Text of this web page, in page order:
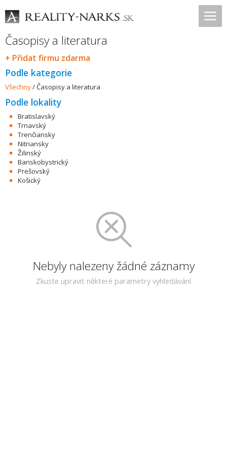
Časopisy a literatura
+ Přidat firmu zdarma
Podle kategorie
Všechny/Časopisy a literatura
Podle lokality
Bratislavský
Trnavský
Trenčiansky
Nitriansky
Žilinský
Banskobystrický
Prešovský
Košický
Nebyly nalezeny žádné záznamy
Zkuste upravit některé parametry vyhledávání